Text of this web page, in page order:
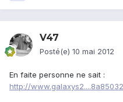
V47
Posté(e) 10 mai 2012
En faite personne ne sait :
http://